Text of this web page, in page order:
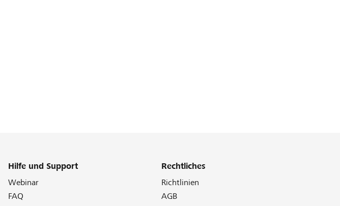
Hilfe und Support
Webinar
FAQ
Rechtliches
Richtlinien
AGB